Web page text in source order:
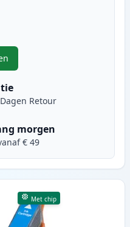
passen33XL inktcartridge zwart
Retour
morgen
€ 49
Met chip